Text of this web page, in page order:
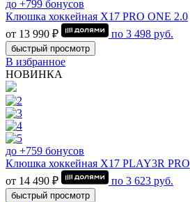
до +799 бонусов
Клюшка хоккейная Х17 PRO ONE 2.0
от 13 990 ₽
по 3 498 руб.
быстрый просмотр
В избранное
НОВИНКА
до +759 бонусов
Клюшка хоккейная Х17 PLAY3R PRO
от 14 490 ₽
по 3 623 руб.
быстрый просмотр